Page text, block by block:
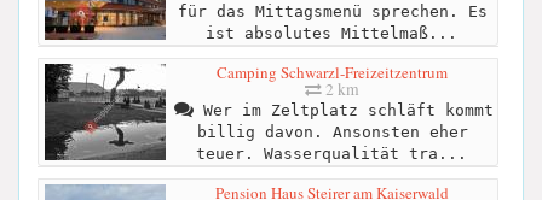
für das Mittagsmenü sprechen. Es
ist absolutes Mittelmaß...
Camping Schwarzl-Freizeitzentrum
2 km
Wer im Zeltplatz schläft kommt
billig davon. Ansonsten eher
teuer. Wasserqualität tra...
Pension Haus Steirer am Kaiserwald